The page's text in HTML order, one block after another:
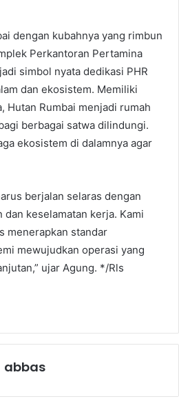
dengan kubahnya yang rimbun
Perkantoran Pertamina
simbol nyata dedikasi PHR
dan ekosistem. Memiliki
Hutan Rumbai menjadi rumah
berbagai satwa dilindungi.
ekosistem di dalamnya agar
berjalan selaras dengan
keselamatan kerja. Kami
menerapkan standar
mewujudkan operasi yang
ujar Agung. */Rls
abbas